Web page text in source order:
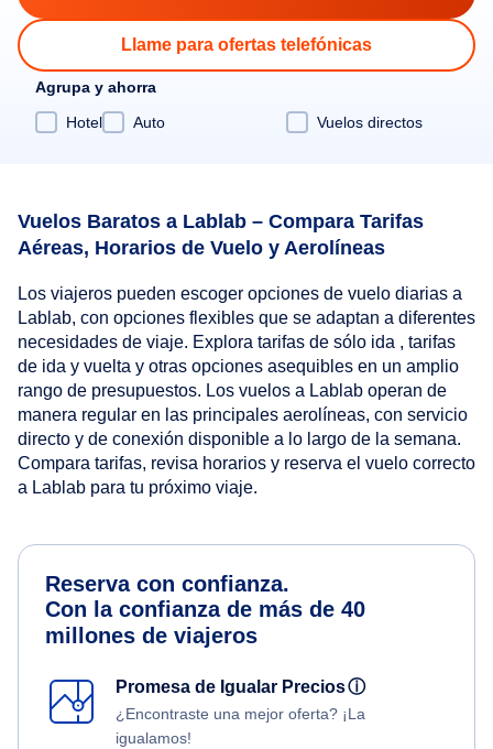
Llame para ofertas telefónicas
Agrupa y ahorra
Hotel
Auto Vuelos directos
Vuelos Baratos a Lablab – Compara Tarifas
Aéreas, Horarios de Vuelo y Aerolíneas
Los viajeros pueden escoger opciones de vuelo diarias a
Lablab, con opciones flexibles que se adaptan a diferentes
necesidades de viaje. Explora tarifas de sólo ida , tarifas
de ida y vuelta y otras opciones asequibles en un amplio
rango de presupuestos. Los vuelos a Lablab operan de
manera regular en las principales aerolíneas, con servicio
directo y de conexión disponible a lo largo de la semana.
Compara tarifas, revisa horarios y reserva el vuelo correcto
a Lablab para tu próximo viaje.
Reserva con confianza.
Con la confianza de más de 40
millones de viajeros
Promesa de Igualar Preciosⓘ
¿Encontraste una mejor oferta? ¡La
igualamos!